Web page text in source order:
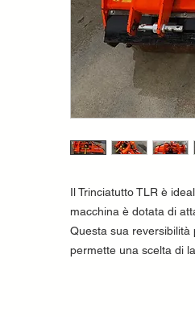
Il Trinciatutto TLR è
macchina è dotata di
Questa sua
permette una scelta di